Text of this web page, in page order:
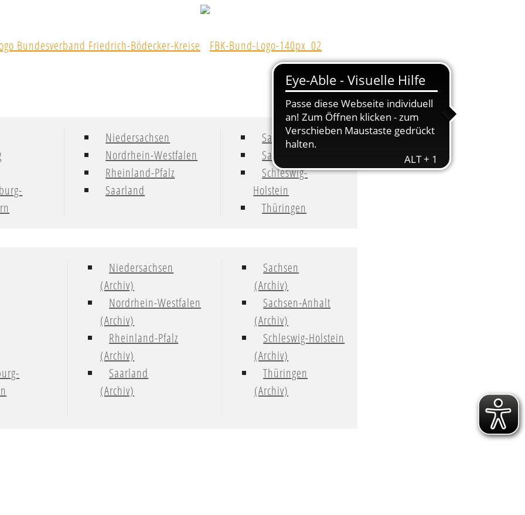
Niedersachsen
Nordrhein-Westfalen
Rheinland-Pfalz
Saarland
Sachsen
Sachsen-Anhalt
Schleswig-
Holstein
Thüringen
Niedersachsen
(Archiv)
Nordrhein-Westfalen
(Archiv)
Rheinland-Pfalz
(Archiv)
Saarland
(Archiv)
Sachsen
(Archiv)
Sachsen-Anhalt
(Archiv)
Schleswig-Holstein
(Archiv)
Thüringen
(Archiv)